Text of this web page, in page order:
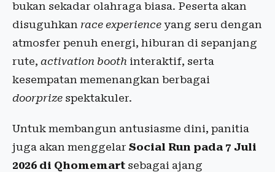
bukan sekadar olahraga biasa. Peserta akan
disuguhkan race experience yang seru dengan
atmosfer penuh energi, hiburan di sepanjang
rute, activation booth interaktif, serta
kesempatan memenangkan berbagai
doorprize spektakuler.
Untuk membangun antusiasme dini, panitia
juga akan menggelar Social Run pada 7 Juli
2026 di Qhomemart sebagai ajang